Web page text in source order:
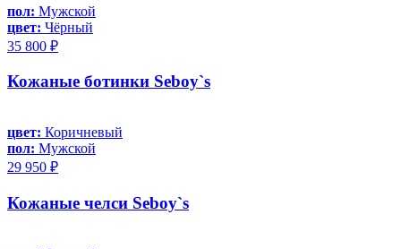
пол: Мужской
цвет: Чёрный
35 800 ₽
Кожаные ботинки Seboy`s
цвет: Коричневый
пол: Мужской
29 950 ₽
Кожаные челси Seboy`s